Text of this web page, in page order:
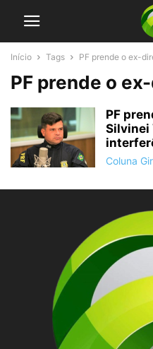
Início Tags PF prende o ex-
PF prende o
PF
Silvinei
Coluna